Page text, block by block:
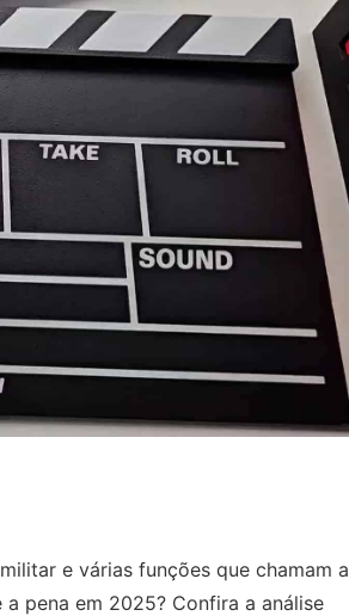
e várias funções que chamam a
pena em 2025? Confira a análise